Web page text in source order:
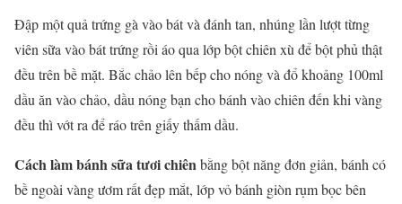
Đập một quả trứng gà vào bát và đánh tan, nhúng lần lượt từng
viên sữa vào bát trứng rồi áo qua lớp bột chiên xù để bột phủ thật
đều trên bề mặt. Bắc chảo lên bếp cho nóng và đổ khoảng 100ml
dầu ăn vào chảo, dầu nóng bạn cho bánh vào chiên đến khi vàng
đều thì vớt ra để ráo trên giấy thấm dầu.
Cách làm bánh sữa tươi chiênbằng bột năng đơn giản, bánh có
bề ngoài vàng ươm rất đẹp mắt, lớp vỏ bánh giòn rụm bọc bên